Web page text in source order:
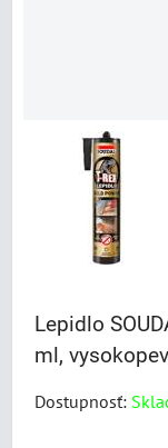
Lepidlo
ml,
Dostupnosť: